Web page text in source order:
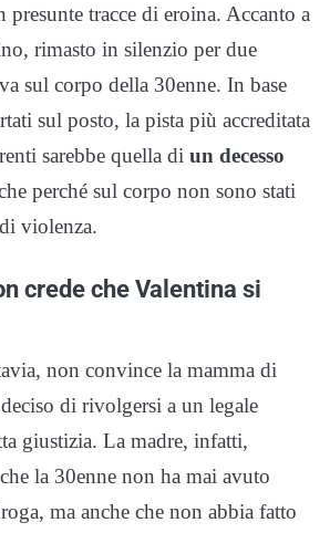
presunte tracce di eroina. Accanto a
rimasto in silenzio per due
sul corpo della 30enne. In base
sul posto, la pista più accreditata
sarebbe quella di un decesso
perché sul corpo non sono stati
violenza.
crede che Valentina si
non convince la mamma di
di rivolgersi a un legale
giustizia. La madre, infatti,
la 30enne non ha mai avuto
ma anche che non abbia fatto